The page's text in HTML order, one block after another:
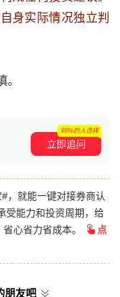
身实际情况独立判
立即追问
99%的人选择
，就能一键对接券商认
受能力和投资周期，给
心省力省成本。
点
朋友吧